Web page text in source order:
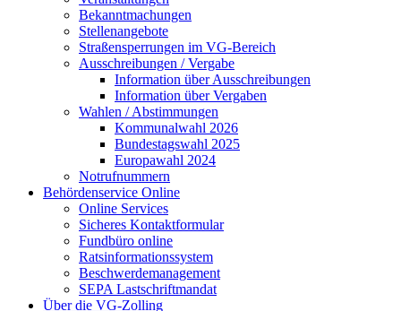
Bekanntmachungen
Stellenangebote
Straßensperrungen im VG-Bereich
Ausschreibungen / Vergabe
Information über Ausschreibungen
Information über Vergaben
Wahlen / Abstimmungen
Kommunalwahl 2026
Bundestagswahl 2025
Europawahl 2024
Notrufnummern
Behördenservice Online
Online Services
Sicheres Kontaktformular
Fundbüro online
Ratsinformationssystem
Beschwerdemanagement
SEPA Lastschriftmandat
Über die VG-Zolling